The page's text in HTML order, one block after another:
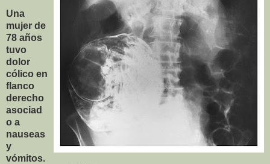
Una
mujer de
78 años
tuvo
dolor
cólico en
flanco
derecho
asociad
o a
nauseas
y
vómitos.